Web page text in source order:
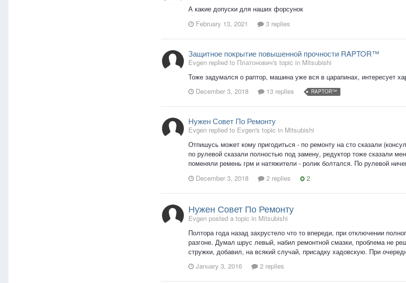
А какие допуски для наших форсунок
February 13, 2021
3 replies
Защитное покрытие повышенной прочности RAPTOR™
Evgen replied to Платонович's topic in Mitsubishi
Тоже задумался о раптор, машина уже вся в царапинах, интересует
December 3, 2018
13 replies RAPTOR™
Нужен Совет По Ремонту
Evgen replied to Evgen's topic in Mitsubishi
Отпишусь может кому пригодиться - по ремонту на сто сказали
по рулевой сказали полностью под замену, редуктор тоже сказали
поменяли ремень грм и натяжители - ролик болтался. По рулевой
December 3, 2018
2 replies 2
Нужен Совет По Ремонту
Evgen posted a topic in Mitsubishi
Полтора года назад захрустело что то впереди, при отключении
разгоне. Думал шрус левый, набил ремонтной смазки, проблема не
стружки, добавил, на всякий случай, присадку хадовскую. При
January 3, 2016
2 replies